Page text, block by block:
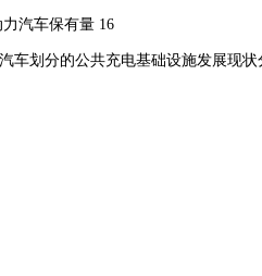
汽车保有量 16
车划分的公共充电基础设施发展现状